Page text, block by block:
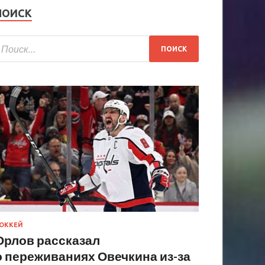
рассказал
переживаниях Овечкина из-за